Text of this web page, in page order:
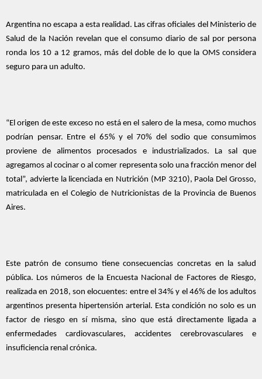
Argentina no escapa a esta realidad. Las cifras oficiales del Ministerio de
Salud de la Nación revelan que el consumo diario de sal por persona
ronda los 10 a 12 gramos, más del doble de lo que la OMS considera
seguro para un adulto.
“El origen de este exceso no está en el salero de la mesa, como muchos
podrían pensar. Entre el 65% y el 70% del sodio que consumimos
proviene de alimentos procesados e industrializados. La sal que
agregamos al cocinar o al comer representa solo una fracción menor del
total”, advierte la licenciada en Nutrición (MP 3210), Paola Del Grosso,
matriculada en el Colegio de Nutricionistas de la Provincia de Buenos
Aires.
Este patrón de consumo tiene consecuencias concretas en la salud
pública. Los números de la Encuesta Nacional de Factores de Riesgo,
realizada en 2018, son elocuentes: entre el 34% y el 46% de los adultos
argentinos presenta hipertensión arterial. Esta condición no solo es un
factor de riesgo en sí misma, sino que está directamente ligada a
enfermedades cardiovasculares, accidentes cerebrovasculares e
insuficiencia renal crónica.